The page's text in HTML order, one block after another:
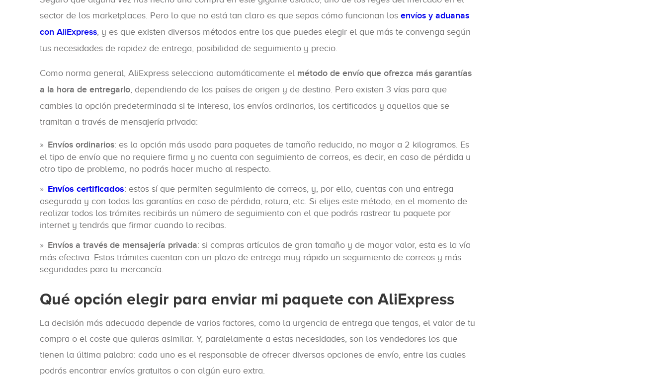
sector de los marketplaces. Pero lo que no está tan claro es que sepas cómo funcionan los envíos y aduanas
con AliExpress , y es que existen diversos métodos entre los que puedes elegir el que más te convenga según
tus necesidades de rapidez de entrega, posibilidad de seguimiento y precio.
Como norma general, AliExpress selecciona automáticamente el método de envío que ofrezca más garantías
a la hora de entregarlo , dependiendo de los países de origen y de destino. Pero existen 3 vías para que
cambies la opción predeterminada si te interesa, los envíos ordinarios, los certificados y aquellos que se
tramitan a través de mensajería privada:
Envíos ordinarios: es la opción más usada para paquetes de tamaño reducido, no mayor a 2 kilogramos. Es
el tipo de envío que no requiere firma y no cuenta con seguimiento de correos, es decir, en caso de pérdida u
otro tipo de problema, no podrás hacer mucho al respecto.
Envíos certificados: estos sí que permiten seguimiento de correos, y, por ello, cuentas con una entrega
asegurada y con todas las garantías en caso de pérdida, rotura, etc. Si elijes este método, en el momento de
realizar todos los trámites recibirás un número de seguimiento con el que podrás rastrear tu paquete por
internet y tendrás que firmar cuando lo recibas.
Envíos a través de mensajería privada: si compras artículos de gran tamaño y de mayor valor, esta es la vía
más efectiva. Estos trámites cuentan con un plazo de entrega muy rápido un seguimiento de correos y más
seguridades para tu mercancía.
Qué opción elegir para enviar mi paquete con AliExpress
La decisión más adecuada depende de varios factores, como la urgencia de entrega que tengas, el valor de tu
compra o el coste que quieras asimilar. Y, paralelamente a estas necesidades, son los vendedores los que
tienen la última palabra: cada uno es el responsable de ofrecer diversas opciones de envío, entre las cuales
podrás encontrar envíos gratuitos o con algún euro extra.